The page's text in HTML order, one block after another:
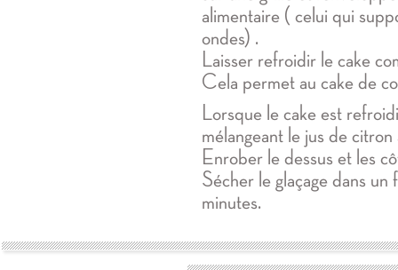
alimentaire ( celui qui
ondes) .
Laisser refroidir le cake
Cela permet au cake de
Lorsque le cake est
mélangeant le jus de
Enrober le dessus et les
Sécher le glaçage dans
minutes.